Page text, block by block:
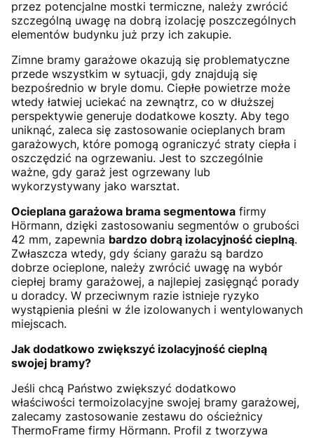
przez potencjalne mostki termiczne, należy zwrócić
szczególną uwagę na dobrą izolację poszczególnych
elementów budynku już przy ich zakupie.
Zimne bramy garażowe okazują się problematyczne
przede wszystkim w sytuacji, gdy znajdują się
bezpośrednio w bryle domu. Ciepłe powietrze może
wtedy łatwiej uciekać na zewnątrz, co w dłuższej
perspektywie generuje dodatkowe koszty. Aby tego
uniknąć, zaleca się zastosowanie ocieplanych bram
garażowych, które pomogą ograniczyć straty ciepła i
oszczędzić na ogrzewaniu. Jest to szczególnie
ważne, gdy garaż jest ogrzewany lub
wykorzystywany jako warsztat.
Ocieplana garażowa brama segmentowa firmy
Hörmann, dzięki zastosowaniu segmentów o grubości
42 mm, zapewnia bardzo dobrą izolacyjność cieplną.
Zwłaszcza wtedy, gdy ściany garażu są bardzo
dobrze ocieplone, należy zwrócić uwagę na wybór
ciepłej bramy garażowej, a najlepiej zasięgnąć porady
u doradcy. W przeciwnym razie istnieje ryzyko
wystąpienia pleśni w źle izolowanych i wentylowanych
miejscach.
Jak dodatkowo zwiększyć izolacyjność cieplną
swojej bramy?
Jeśli chcą Państwo zwiększyć dodatkowo
właściwości termoizolacyjne swojej bramy garażowej,
zalecamy zastosowanie zestawu do ościeżnicy
ThermoFrame firmy Hörmann. Profil z tworzywa